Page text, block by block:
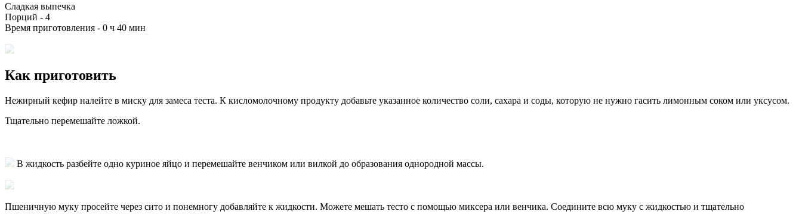
Сладкая выпечка
Порций - 4
Время приготовления - 0 ч 40 мин
Как приготовить
Нежирный кефир налейте в миску для замеса теста. К кисломолочному продукту добавьте указанное количество соли, сахара и соды, которую не нужно гасить лимонным соком или уксусом.
Тщательно перемешайте ложкой.
В жидкость разбейте одно куриное яйцо и перемешайте венчиком или вилкой до образования однородной массы.
Пшеничную муку просейте через сито и понемногу добавляйте к жидкости. Можете мешать тесто с помощью миксера или венчика. Соедините всю муку с жидкостью и тщательно